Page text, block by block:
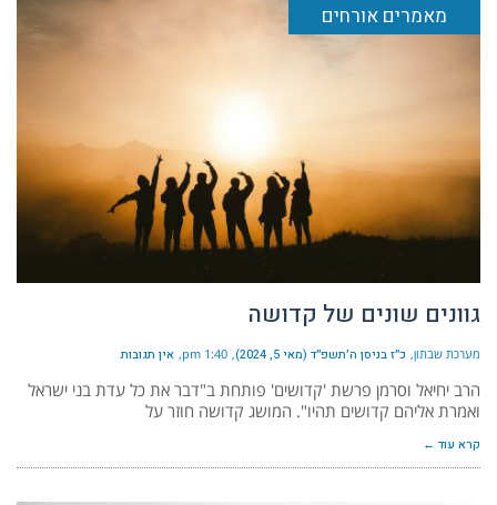
מאמרים אורחים
גוונים שונים של קדושה
מערכת שבתון כ״ז בניסן ה׳תשפ״ד (מאי 5, 2024) 1:40 pm אין תגובות
הרב יחיאל וסרמן פרשת 'קדושים' פותחת ב"דבר את כל עדת בני ישראל
ואמרת אליהם קדושים תהיו". המושג קדושה חוזר על
קרא עוד ←